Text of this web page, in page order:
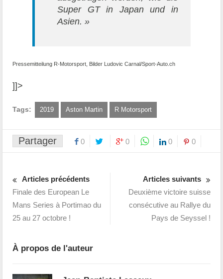
Super GT in Japan und in
Asien. »
Pressemitteilung R-Motorsport, Bilder Ludovic Carnal/Sport-Auto.ch
]]>
Tags: 2019 Aston Martin R Motorsport
Partager 0 0 0 0
Articles précédents
Finale des European Le
Mans Series à Portimao du
25 au 27 octobre !
Articles suivants
Deuxième victoire suisse
consécutive au Rallye du
Pays de Seyssel !
À propos de l'auteur